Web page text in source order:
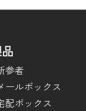
参者
ールボックス
配ボックス